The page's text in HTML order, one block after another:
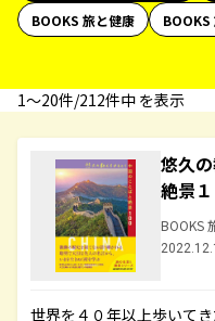
BOOKS 旅と健康
BOOKS
1〜20件/212件中 を表示
悠久
絶景
BOOKS
世界を４０年以上歩いて